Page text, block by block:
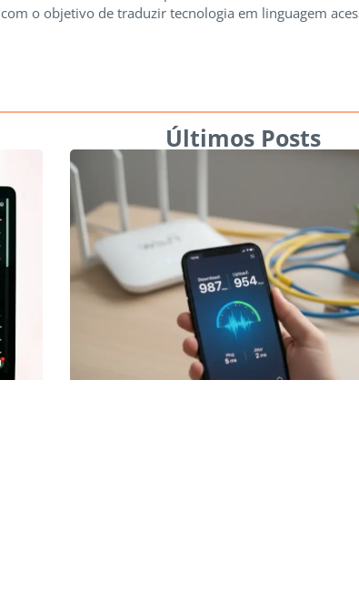
com o objetivo de traduzir tecnologia em linguagem
Últimos Posts